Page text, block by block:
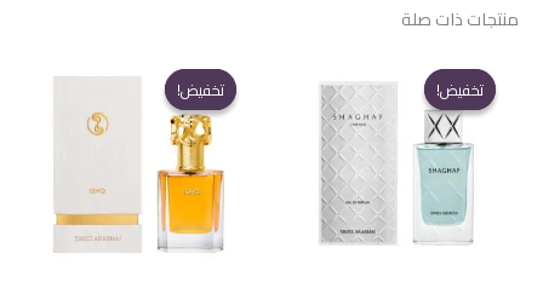
منتجات ذات صلة
تخفيض!
تخفيض! تخفيض!
تخفيض!